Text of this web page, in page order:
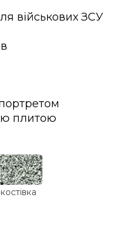
військових ЗСУ
плитою